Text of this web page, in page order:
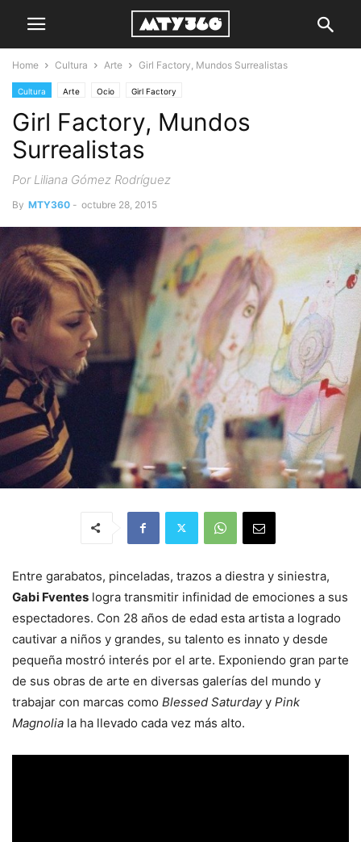
Home Cultura Arte Girl Factory, Mundos Surrealistas
Cultura Arte Ocio Girl Factory
Girl Factory, Mundos
Surrealistas
Por Liliana Gómez Rodríguez
By MTY360 - octubre 28, 2015
Entre garabatos, pinceladas, trazos a diestra y siniestra,
Gabi Fventes logra transmitir infinidad de emociones a sus
espectadores. Con 28 años de edad esta artista a logrado
cautivar a niños y grandes, su talento es innato y desde
pequeña mostró interés por el arte. Exponiendo gran parte
de sus obras de arte en diversas galerías del mundo y
trabajar con marcas como Blessed Saturdayy Pink
Magnolia la ha llevado cada vez más alto.